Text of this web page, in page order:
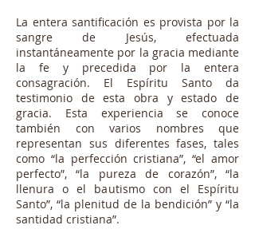
La entera santificación es provista por la
sangre de Jesús, efectuada
instantáneamente por la gracia mediante
la fe y precedida por la entera
consagración. El Espíritu Santo da
testimonio de esta obra y estado de
gracia. Esta experiencia se conoce
también con varios nombres que
representan sus diferentes fases, tales
como “la perfección cristiana”, “el amor
perfecto”, “la pureza de corazón”, “la
llenura o el bautismo con el Espíritu
Santo”, “la plenitud de la bendición” y “la
santidad cristiana”.